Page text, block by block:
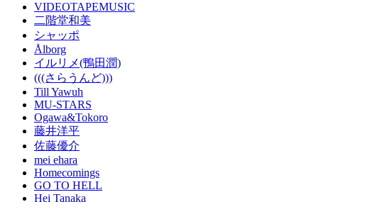
VIDEOTAPEMUSIC
二階堂和美
シャッポ
Ålborg
イルリメ(鴨田潤)
(((さらうんど)))
Till Yawuh
MU-STARS
Ogawa&Tokoro
藤井洋平
佐藤優介
mei ehara
Homecomings
GO TO HELL
Hei Tanaka